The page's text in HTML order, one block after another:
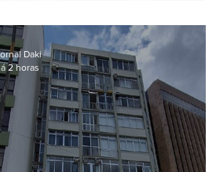
Daki
2 horas